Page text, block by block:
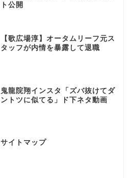
ト公開
【歌広場淳】オータムリーフ元ス
タッフが内情を暴露して退職
鬼龍院翔インスタ「ズバ抜けてダ
ントツに似てる」ド下ネタ動画
サイトマップ